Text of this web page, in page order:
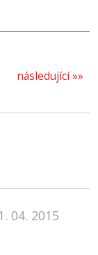
následující »»
04. 2015